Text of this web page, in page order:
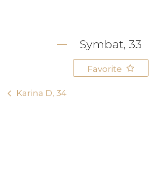
Symbat, 33
Favorite
Karina D, 34